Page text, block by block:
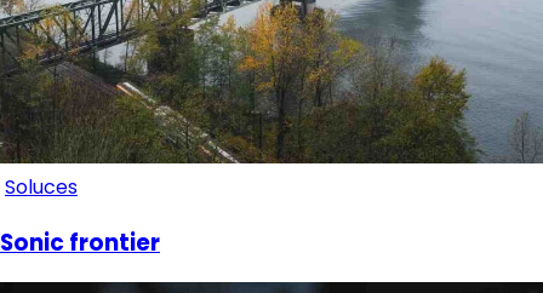
Soluces
Sonic frontier